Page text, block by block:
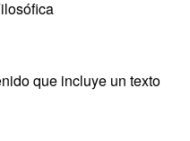
que incluye un texto